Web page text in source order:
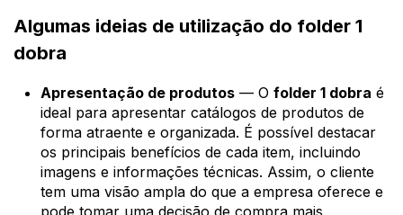
Algumas ideias de utilização do folder 1
dobra
Apresentação de produtos — O folder 1 dobra é
ideal para apresentar catálogos de produtos de
forma atraente e organizada. É possível destacar
os principais benefícios de cada item, incluindo
imagens e informações técnicas. Assim, o cliente
tem uma visão ampla do que a empresa oferece e